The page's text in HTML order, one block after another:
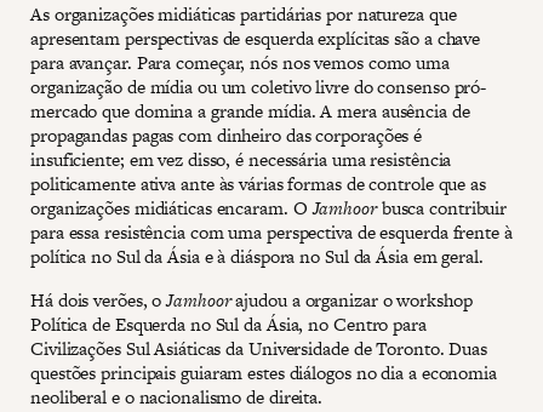
As organizações midiáticas partidárias por natureza que
apresentam perspectivas de esquerda explícitas são a chave
para avançar. Para começar, nós nos vemos como uma
organização de mídia ou um coletivo livre do consenso pró-
mercado que domina a grande mídia. A mera ausência de
propagandas pagas com dinheiro das corporações é
insuficiente; em vez disso, é necessária uma resistência
politicamente ativa ante às várias formas de controle que as
organizações midiáticas encaram. OJamhoorbusca contribuir
para essa resistência com uma perspectiva de esquerda frente à
política no Sul da Ásia e à diáspora no Sul da Ásia em geral.
Há dois verões, oJamhoorajudou a organizar o workshop
Política de Esquerda no Sul da Ásia, no Centro para
Civilizações Sul Asiáticas da Universidade de Toronto. Duas
questões principais guiaram estes diálogos no dia a economia
neoliberal e o nacionalismo de direita.